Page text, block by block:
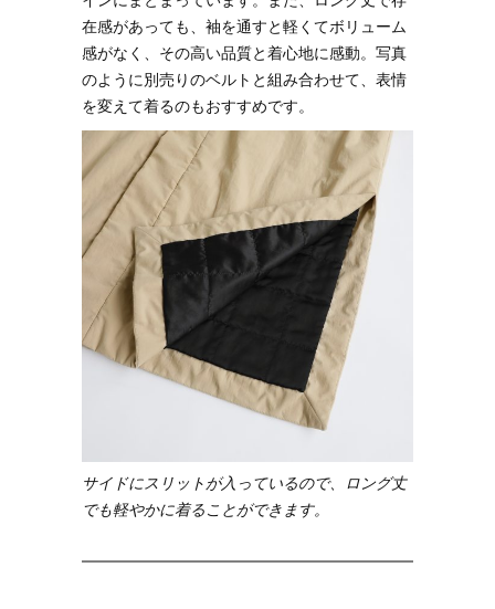
在感があっても、袖を通すと軽くてボリューム
感がなく、その高い品質と着心地に感動。写真
のように別売りのベルトと組み合わせて、表情
を変えて着るのもおすすめです。
サイドにスリットが入っているので、ロング丈
でも軽やかに着ることができます。